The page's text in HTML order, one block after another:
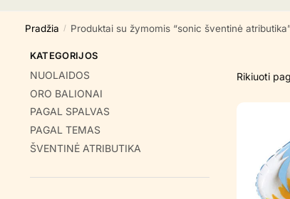
Pradžia / Produktai su žymomis “sonic šventinė
KATEGORIJOS
NUOLAIDOS
ORO BALIONAI
PAGAL SPALVAS
PAGAL TEMAS
ŠVENTINĖ ATRIBUTIKA